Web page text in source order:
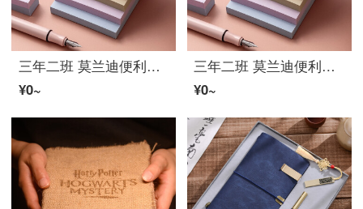
三年二班 莫兰迪便利贴学生用小条顔の高さN次贴便签贴纸シンプルins风オフィス用品考研标签贴纸留言纸 中号5本装
¥0~
三年二班 莫兰迪便利贴学生用小条顔の高さN次贴便签贴纸シンプルins风オフィス用品考研标签贴纸留言纸 大号5本装
¥0~